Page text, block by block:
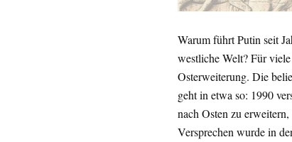
Warum führt Putin seit
westliche Welt? Für
Osterweiterung. Die
geht in etwa so: 1990
nach Osten zu
Versprechen wurde in